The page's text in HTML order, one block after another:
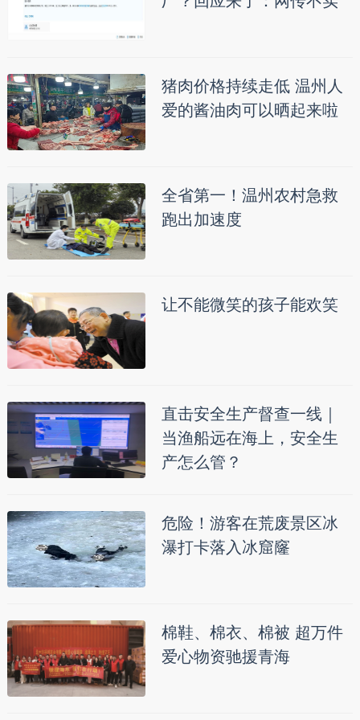
猪肉价格持续走低 温州人
爱的酱油肉可以晒起来啦
全省第一！温州农村急救
跑出加速度
让不能微笑的孩子能欢笑
直击安全生产督查一线｜
当渔船远在海上，安全生
产怎么管？
危险！游客在荒废景区冰
瀑打卡落入冰窟窿
棉鞋、棉衣、棉被 超万件
爱心物资驰援青海